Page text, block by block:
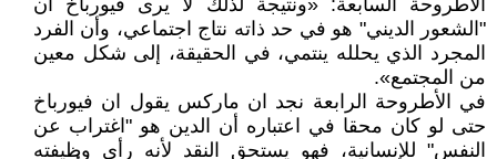
الأطروحة السابعة: «ونتيجة لذلك لا يرى فيورباخ أن
"الشعور الديني" هو في حد ذاته نتاج اجتماعي، وأن الفرد
المجرد الذي يحلله ينتمي، في الحقيقة، إلى شكل معين
من المجتمع».
في الأطروحة الرابعة نجد ان ماركس يقول ان فيورباخ
حتى لو كان محقا في اعتباره أن الدين هو "اغتراب عن
النفس" للإنسانية، فهو يستحق النقد لأنه رأى وظيفته